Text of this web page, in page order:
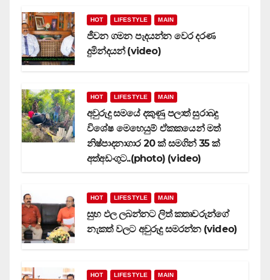
HOT LIFESTYLE MAIN
ජීවන ගමන පැදයන්න වෙර දරණ
දුමින්දයන් (video)
HOT LIFESTYLE MAIN
අවුරුදු සමයේ දකුණු පලාත් සුරාබදු
විශේෂ මෙහෙයුම් ඒකකයෙන් මත්
නිෂ්පාදනාගාර 20 ක් සමගින් 35 ක්
අත්අඩංගුට..(photo) (video)
HOT LIFESTYLE MAIN
සුභ ඵල ලබන්නට ලිත් කතෘවරුන්ගේ
නැකත් වලට අවුරුදු සමරන්න (video)
HOT LIFESTYLE MAIN